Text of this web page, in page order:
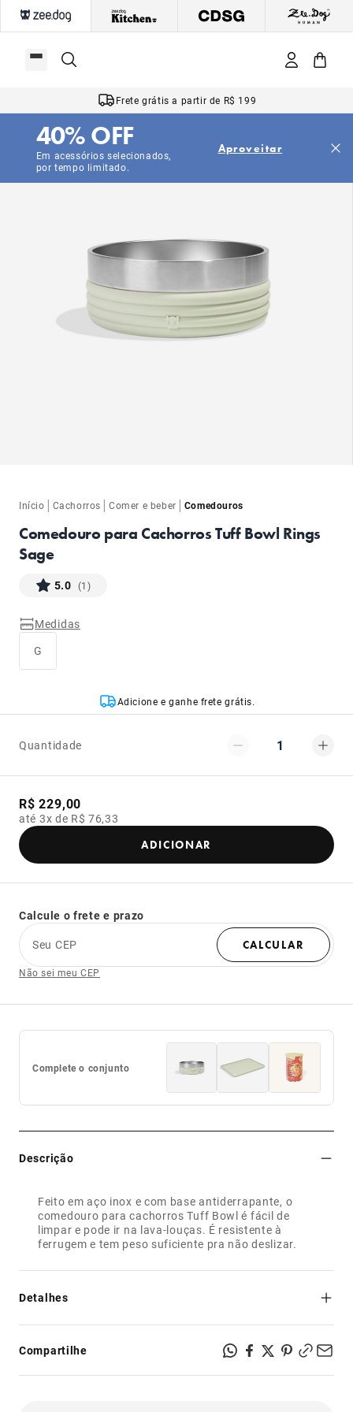
Frete grátis a partir de R$ 199
Em acessórios selecionados,
por tempo limitado.
40% OFF Aproveitar
Início | Cachorros |Comer e beber | Comedouros
Comedouro para Cachorros Tuff Bowl Rings
Sage
5.0 (1)
Medidas
G
Adicione e ganhe frete grátis.
Quantidade 1
R$ 229,00
até 3x de R$ 76,33
ADICIONAR
Calcule o frete e prazo
Seu CEP
CALCULAR
Não sei meu CEP
Complete o conjunto
Descrição
Feito em aço inox e com base antiderrapante, o
comedouro para cachorros Tuff Bowl é fácil de
limpar e pode ir na lava-louças. É resistente à
ferrugem e tem peso suficiente pra não deslizar.
Detalhes
- Fácil de lavar;
- Base de borracha antiderrapante;
- Pode ir na lava-louças;
Compartilhe